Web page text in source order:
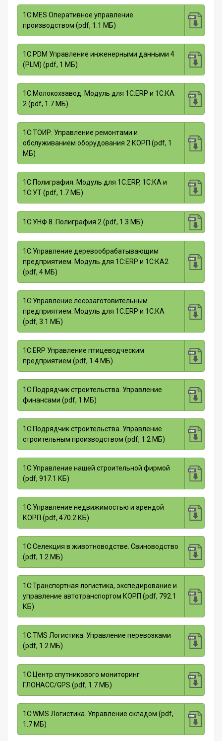
1C:MES Оперативное управление
производством (pdf, 1.1 МБ)
1С:PDM Управление инженерными данными 4
(PLM) (pdf, 1 МБ)
1С:Молокохзавод. Модуль для 1С:ERP и 1С:КА
2 (pdf, 1.7 МБ)
1С:ТОИР. Управление ремонтами и
обслуживанием оборудования 2 КОРП (pdf, 1
МБ)
1С:Полиграфия. Модуль для 1С:ERP, 1C:КА и
1С:УТ (pdf, 1.7 МБ)
1С:УНФ 8. Полиграфия 2 (pdf, 1.3 МБ)
1С:Управление деревообрабатывающим
предприятием. Модуль для 1С:ERP и 1C:КА2
(pdf, 4 МБ)
1С:Управление лесозаготовительным
предприятием. Модуль для 1С:ERP и 1С:КА
(pdf, 3.1 МБ)
1С:ERP Управление птицеводческим
предприятием (pdf, 1.4 МБ)
1С:Подрядчик строительства. Управление
финансами (pdf, 1 МБ)
1С:Подрядчик строительства. Управление
строительным производством (pdf, 1.2 МБ)
1С:Управление нашей строительной фирмой
(pdf, 917.1 КБ)
1С:Управление недвижимостью и арендой
КОРП (pdf, 470.2 КБ)
1С:Селекция в животноводстве. Свиноводство
(pdf, 1.2 МБ)
1С:Транспортная логистика, экспедирование и
управление автотранспортом КОРП (pdf, 792.1
КБ)
1С:TMS Логистика. Управление перевозками
(pdf, 1.2 МБ)
1С:Центр спутникового мониторинг
ГЛОНАСС/GPS (pdf, 1.7 МБ)
1С:WMS Логистика. Управление складом (pdf,
1.7 МБ)